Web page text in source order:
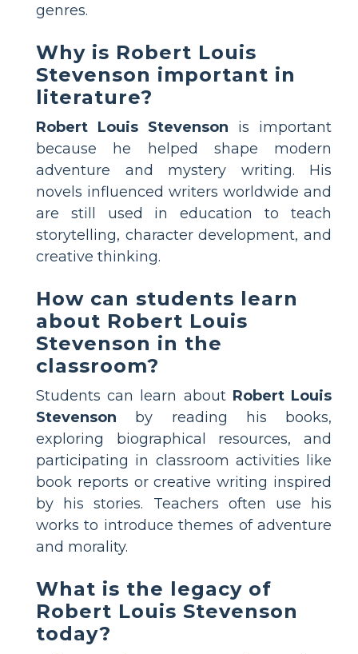
genres.
Why is Robert Louis
Stevenson important in
literature?
Robert Louis Stevenson is important
because he helped shape modern
adventure and mystery writing. His
novels influenced writers worldwide and
are still used in education to teach
storytelling, character development, and
creative thinking.
How can students learn
about Robert Louis
Stevenson in the
classroom?
Students can learn about Robert Louis
Stevenson by reading his books,
exploring biographical resources, and
participating in classroom activities like
book reports or creative writing inspired
by his stories. Teachers often use his
works to introduce themes of adventure
and morality.
What is the legacy of
Robert Louis Stevenson
today?